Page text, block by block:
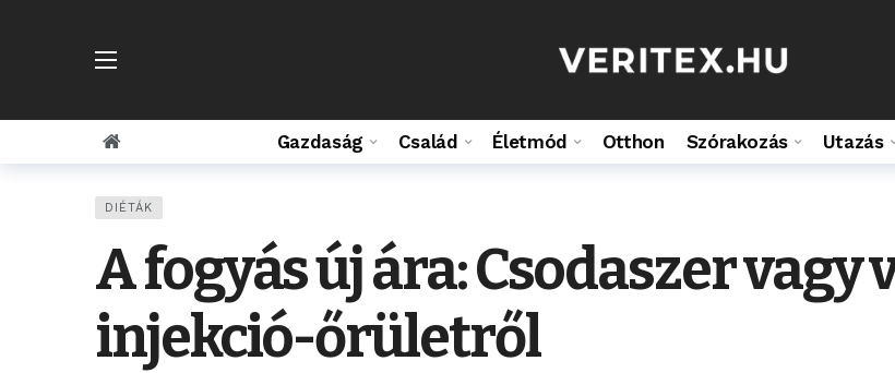
Gazdaság Család Életmód Otthon Szórakozás Utazás
DIÉTÁK
A fogyás új ára: Csodaszer vagy
injekció-őrületről